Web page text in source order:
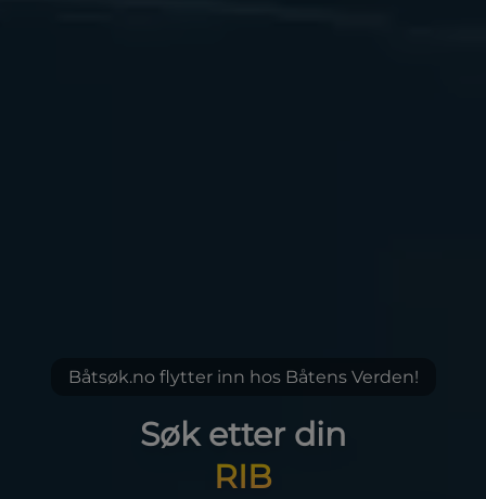
Båtsøk.no flytter inn hos Båtens Verden!
Søk etter din
skjærgårdsjeep